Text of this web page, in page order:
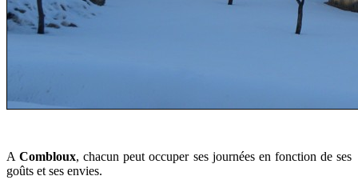
ACombloux, chacun peut occuper ses journées en fonction de ses
goûts et ses envies.